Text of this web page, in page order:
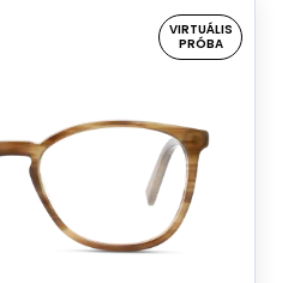
VIRTUÁLIS
PRÓBA